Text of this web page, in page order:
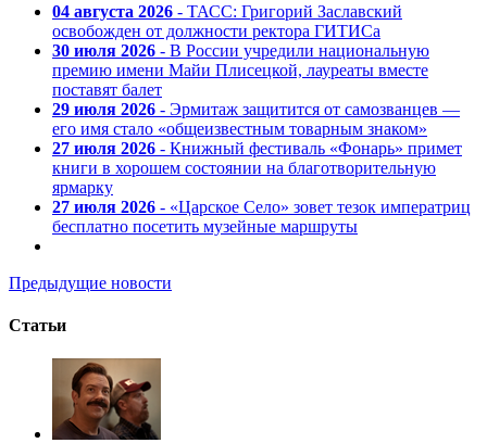
04 августа 2026 - ТАСС: Григорий Заславский
освобожден от должности ректора ГИТИСа
30 июля 2026 - В России учредили национальную
премию имени Майи Плисецкой, лауреаты вместе
поставят балет
29 июля 2026 - Эрмитаж защитится от самозванцев —
его имя стало «общеизвестным товарным знаком»
27 июля 2026 - Книжный фестиваль «Фонарь» примет
книги в хорошем состоянии на благотворительную
ярмарку
27 июля 2026 - «Царское Село» зовет тезок императриц
бесплатно посетить музейные маршруты
Предыдущие новости
Статьи